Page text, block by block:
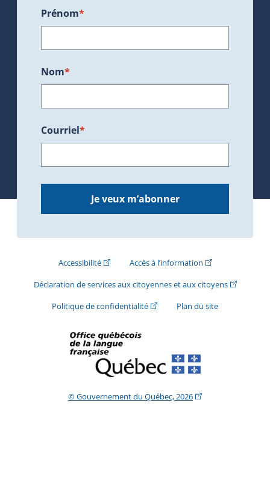
Prénom*
Nom*
Courriel*
Je veux m’abonner
Accessibilité(Cet hyperlien externe s'ouvrira dans une
Accès à l’information(Cet hyperlien
Déclaration de services aux citoyennes et aux citoyens(Cet
Politique de confidentialité(Cet hyperlien externe s'ouvrira
Plan du site
© Gouvernement du Québec, 2026(Cet hyperlien